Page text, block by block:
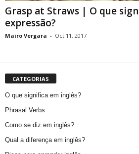
Grasp at Straws | O que
expressão?
Mairo Vergara - Oct 11, 2017
CATEGORIAS
O que significa em inglês?
Phrasal Verbs
Como se diz em inglês?
Qual a diferença em inglês?